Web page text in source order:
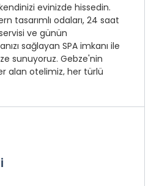
evinizde hissedin.
tasarımlı odaları, 24 saat
ve günün
sağlayan SPA imkanı ile
sunuyoruz. Gebze'nin
alan otelimiz, her türlü
ister tatil, ister iş amaçlı
hizmetimiz mevcuttur.